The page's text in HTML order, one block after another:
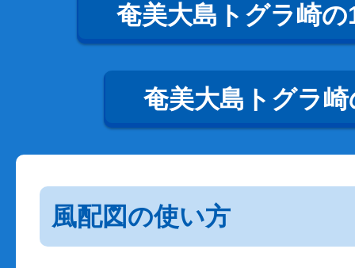
奄美大島トグラ崎
奄美大島トグラ
風配図の使い方